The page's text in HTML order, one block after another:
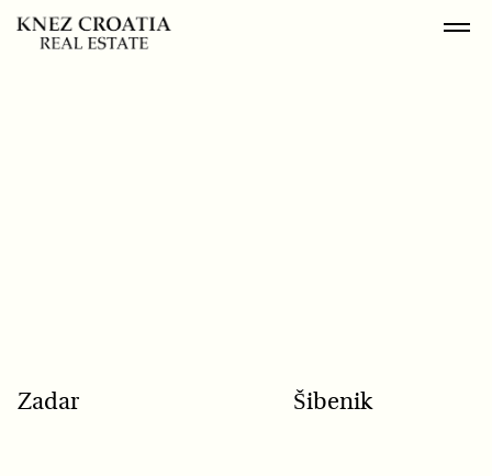
POPULAR SEARCH
Zadar Šibenik